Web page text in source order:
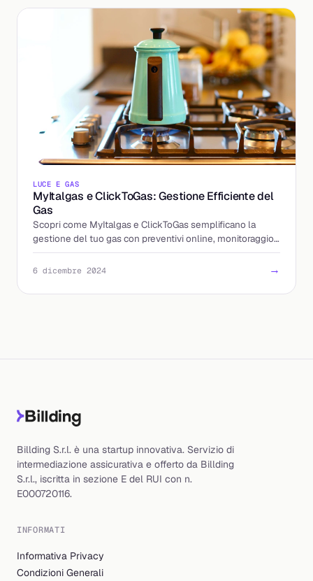
LUCE E GAS
MyItalgas e ClickToGas: Gestione Efficiente del
Gas
Scopri come MyItalgas e ClickToGas semplificano la
gestione del tuo gas con preventivi online, monitoraggio
richieste e assistenza tecnica.
6 dicembre 2024 →
Billding S.r.l. è una startup innovativa. Servizio di
intermediazione assicurativa e offerto da Billding
S.r.l., iscritta in sezione E del RUI con n.
E000720116.
INFORMATI
Informativa Privacy
Condizioni Generali